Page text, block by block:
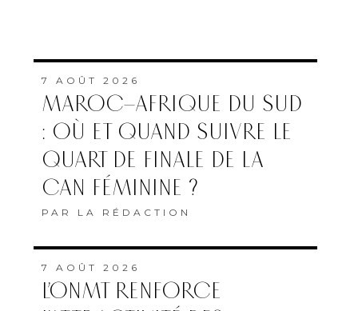
7 AOÛT 2026
MAROC–AFRIQUE DU SUD
: OÙ ET QUAND SUIVRE LE
QUART DE FINALE DE LA
CAN FÉMININE ?
PAR LA RÉDACTION
7 AOÛT 2026
L’ONMT RENFORCE